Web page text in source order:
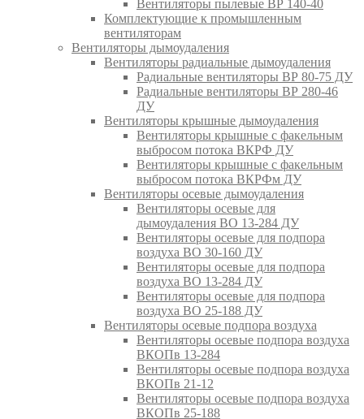
Вентиляторы пылевые ВР 140-40
Комплектующие к промышленным
вентиляторам
Вентиляторы дымоудаления
Вентиляторы радиальные дымоудаления
Радиальные вентиляторы ВР 80-75 ДУ
Радиальные вентиляторы ВР 280-46
ДУ
Вентиляторы крышные дымоудаления
Вентиляторы крышные с факельным
выбросом потока ВКРФ ДУ
Вентиляторы крышные с факельным
выбросом потока ВКРФм ДУ
Вентиляторы осевые дымоудаления
Вентиляторы осевые для
дымоудаления ВО 13-284 ДУ
Вентиляторы осевые для подпора
воздуха ВО 30-160 ДУ
Вентиляторы осевые для подпора
воздуха ВО 13-284 ДУ
Вентиляторы осевые для подпора
воздуха ВО 25-188 ДУ
Вентиляторы осевые подпора воздуха
Вентиляторы осевые подпора воздуха
ВКОПв 13-284
Вентиляторы осевые подпора воздуха
ВКОПв 21-12
Вентиляторы осевые подпора воздуха
ВКОПв 25-188